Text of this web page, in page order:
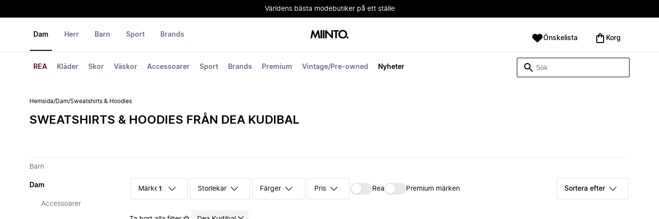
Världens bästa modebutiker på ett ställe
Dam
REA Kläder Skor Väskor Accessoarer Sport Brands Premium Vintage/Pre-owned Nyheter
Herr Barn Sport Brands Önskelista Korg
Hemsida/Dam/Sweatshirts & Hoodies
SWEATSHIRTS & HOODIES FRÅN DEA KUDIBAL
Barn
Dam
Accessoarer
Märke 1 Storlekar Färger Pris Rea Premium märken Sortera efter